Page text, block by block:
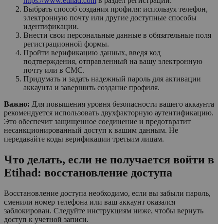
Выбрать способ создания профиля: используя телефон,
электронную почту или другие доступные способы
идентификации.
Внести свои персональные данные в обязательные поля
регистрационной формы.
Пройти верификацию данных, введя код
подтверждения, отправленный на вашу электронную
почту или в СМС.
Придумать и задать надежный пароль для активации
аккаунта и завершить создание профиля.
Важно: Для повышения уровня безопасности вашего аккаунта
рекомендуется использовать двухфакторную аутентификацию.
Это обеспечит защищенное соединение и предотвратит
несанкционированный доступ к вашим данным. Не
передавайте коды верификации третьим лицам.
Что делать, если не получается войти в
Etihad: восстановление доступа
Восстановление доступа необходимо, если вы забыли пароль,
сменили номер телефона или ваш аккаунт оказался
заблокирован. Следуйте инструкциям ниже, чтобы вернуть
доступ к учетной записи.